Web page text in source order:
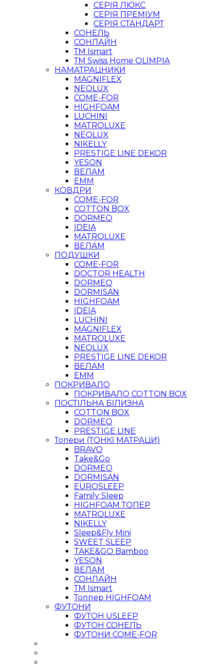
СЕРІЯ ЛЮКС
СЕРІЯ ПРЕМІУМ
СЕРІЯ СТАНДАРТ
СОНЕЛЬ
СОНЛАЙН
ТМ Ismart
ТМ Swiss Home OLIMPIA
НАМАТРАЦНИКИ
MAGNIFLEX
NEOLUX
COME-FOR
HIGHFOAM
LUCHINI
MATROLUXE
NEOLUX
NIKELLY
PRESTIGE LINE DEKOR
YESON
ВЕЛАМ
ЕММ
КОВДРИ
COME-FOR
COTTON BOX
DORMEO
IDEIA
MATROLUXE
ВЕЛАМ
ПОДУШКИ
COME-FOR
DOCTOR HEALTH
DORMEO
DORMISAN
HIGHFOAM
IDEIA
LUCHINI
MAGNIFLEX
MATROLUXE
NEOLUX
PRESTIGE LINE DEKOR
ВЕЛАМ
ЕММ
ПОКРИВАЛО
ПОКРИВАЛО COTTON BOX
ПОСТІЛЬНА БІЛИЗНА
COTTON BOX
DORMEO
PRESTIGE LINE
Топери (ТОНКІ МАТРАЦИ)
BRAVO
Take&Go
DORMEO
DORMISAN
EUROSLEEP
Family Sleep
HIGHFOAM ТОПЕР
MATROLUXE
NIKELLY
Sleep&Fly Mini
SWEET SLEEP
TAKE&GO Bamboo
YESON
ВЕЛАМ
СОНЛАЙН
ТМ Ismart
Топпер HIGHFOAM
ФУТОНИ
ФУТОН USLEEP
ФУТОН СОНЕЛЬ
ФУТОНИ COME-FOR